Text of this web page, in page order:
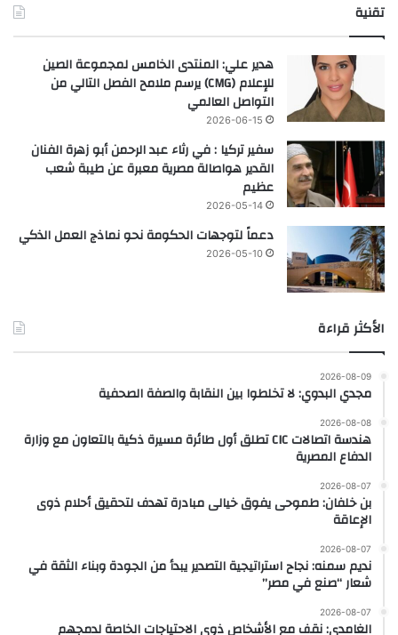
تقنية
هدير علي: المنتدى الخامس لمجموعة الصين
للإعلام (CMG) يرسم ملامح الفصل التالي من
التواصل العالمي
2026-06-15
سفير تركيا : في رثاء عبد الرحمن أبو زهرة الفنان
القدير هواصالة مصرية معبرة عن طيبة شعب
عظيم
2026-05-14
دعماً لتوجهات الحكومة نحو نماذج العمل الذكي
2026-05-10
الأكثر قراءة
2026-08-09
مجدي البدوي: لا تخلطوا بين النقابة والصفة الصحفية
2026-08-08
هندسة اتصالات CIC تطلق أول طائرة مسيرة ذكية بالتعاون مع وزارة
الدفاع المصرية
2026-08-07
بن خلفان: طموحى يفوق خيالى مبادرة تهدف لتحقيق أحلام ذوى
الإعاقة
2026-08-07
نديم سمنه: نجاح استراتيجية التصدير يبدأ من الجودة وبناء الثقة في
شعار “صنع في مصر”
2026-08-07
الغامدى: نقف مع الأشخاص ذوى الاحتياجات الخاصة لدمجهم